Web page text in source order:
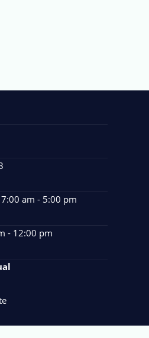
am - 5:00 pm
- 12:00 pm